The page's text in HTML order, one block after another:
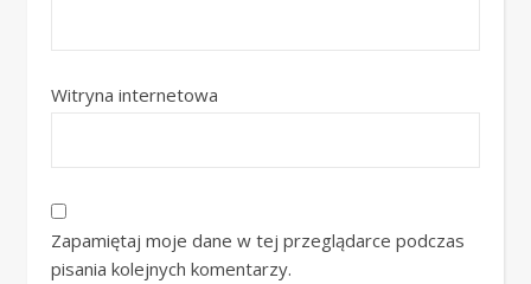
Witryna internetowa
Zapamiętaj moje dane w tej przeglądarce podczas
pisania kolejnych komentarzy.